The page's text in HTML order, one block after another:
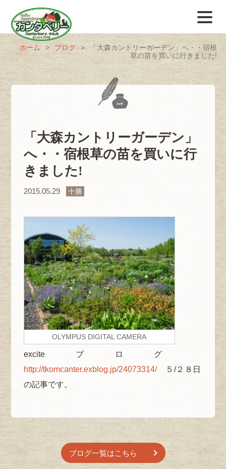
ホーム > ブログ >
「大森カントリーガーデン」へ・・宿根
草の苗を買いに行きました!
「大森カントリーガーデン」
へ・・宿根草の苗を買いに行
きました!
2015.05.29 十勝
OLYMPUS DIGITAL CAMERA
exciteブログ
http://tkomcanter.exblog.jp/24073314/５/２８日
の記事です。
ブログ一覧はこちら